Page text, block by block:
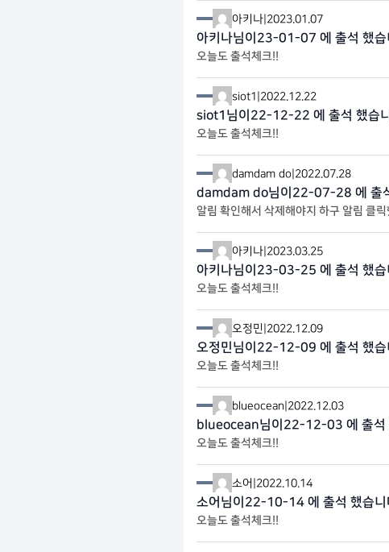
아키나|2023.01.07
아키나님이23-01-07 에 출석 했습
오늘도 출석체크!!
siot1 |2022.12.22
siot1님이22-12-22 에 출석 했습
오늘도 출석체크!!
damdam do|2022.07.28
damdam do님이22-07-28 에 출
알림 확인해서 삭제해야지 하구 알림 클
아키나|2023.03.25
아키나님이23-03-25 에 출석 했습
오늘도 출석체크!!
오정민 |2022.12.09
오정민님이22-12-09 에 출석 했습
오늘도 출석체크!!
blueocean|2022.12.03
blueocean님이22-12-03 에 출석
오늘도 출석체크!!
소어 |2022.10.14
소어님이22-10-14 에 출석 했습니
오늘도 출석체크!!